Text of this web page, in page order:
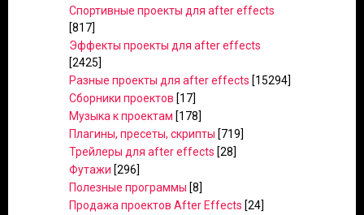
Спортивные проекты для after effects
[817]
Эффекты проекты для after effects
[2425]
Разные проекты для after effects [15294]
Сборники проектов [17]
Музыка к проектам [178]
Плагины, пресеты, скрипты [719]
Трейлеры для after effects [28]
Футажи [296]
Полезные программы [8]
Продажа проектов After Effects [24]